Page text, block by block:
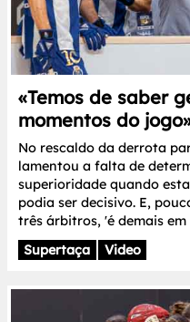
«Temos de saber
momentos do
No rescaldo da derrota
lamentou a falta de
superioridade quando
podia ser decisivo. E,
três árbitros, 'é demais em
Supertaça
Video